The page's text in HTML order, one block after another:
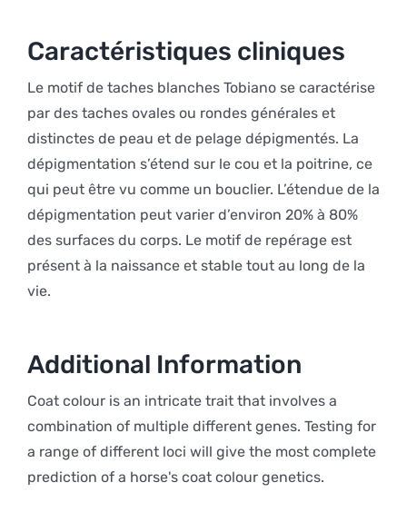
Caractéristiques cliniques
Le motif de taches blanches Tobiano se caractérise
par des taches ovales ou rondes générales et
distinctes de peau et de pelage dépigmentés. La
dépigmentation s’étend sur le cou et la poitrine, ce
qui peut être vu comme un bouclier. L’étendue de la
dépigmentation peut varier d’environ 20% à 80%
des surfaces du corps. Le motif de repérage est
présent à la naissance et stable tout au long de la
vie.
Additional Information
Coat colour is an intricate trait that involves a
combination of multiple different genes. Testing for
a range of different loci will give the most complete
prediction of a horse's coat colour genetics.